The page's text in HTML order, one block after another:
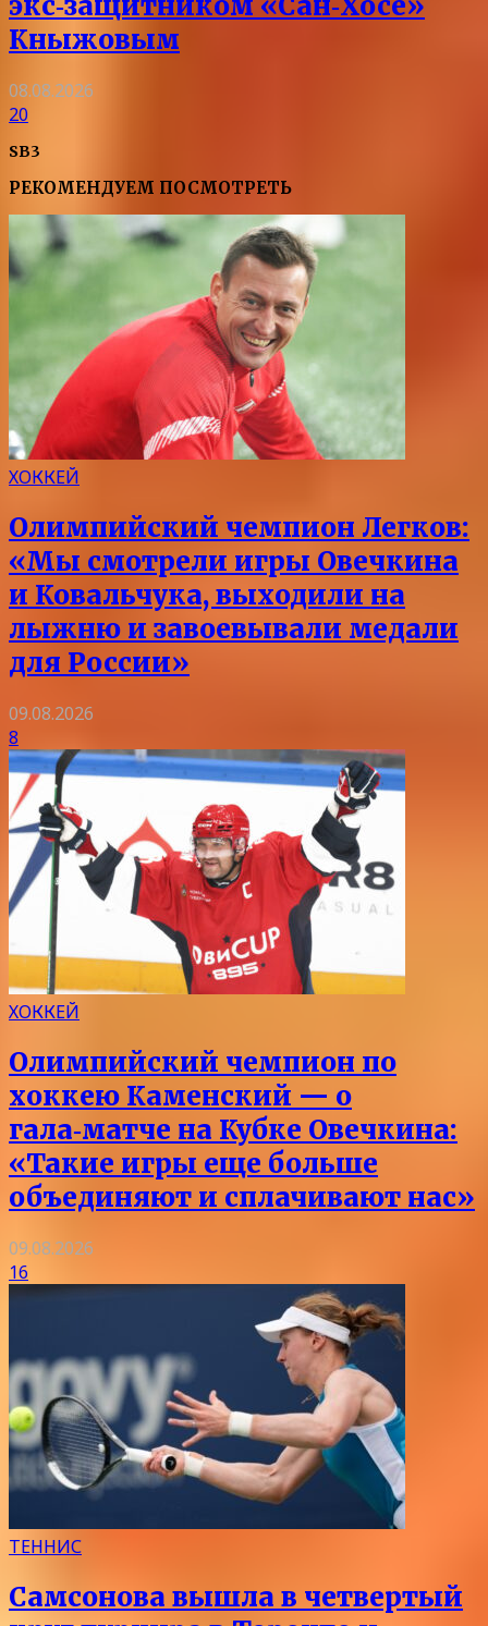
Кныжовым
08.08.2026
20
SB3
РЕКОМЕНДУЕМ ПОСМОТРЕТЬ
ХОККЕЙ
Олимпийский чемпион Легков:
«Мы смотрели игры Овечкина
и Ковальчука, выходили на
лыжню и завоевывали медали
для России»
09.08.2026
8
ХОККЕЙ
Олимпийский чемпион по
хоккею Каменский — о
гала‑матче на Кубке Овечкина:
«Такие игры еще больше
объединяют и сплачивают нас»
09.08.2026
16
ТЕННИС
Самсонова вышла в четвертый